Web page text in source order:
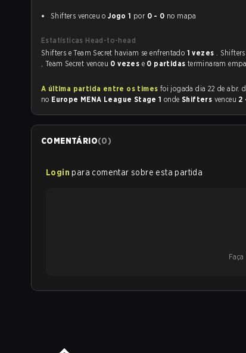
Shifters venceu oJogo 1 por 0 - 0 no mapa
Estatísticas Head-to-head
Shifters e Team Secret haviam se enfrentado 1 vezes .
, Team Secret venceu 0 vezes e 0 partidas terminaram
A última partida entre os times
no Europe MENA League Stage 1 onde Shifters venceu 2
COMENTÁRIO(0)
Login para comentar sobre esta partida